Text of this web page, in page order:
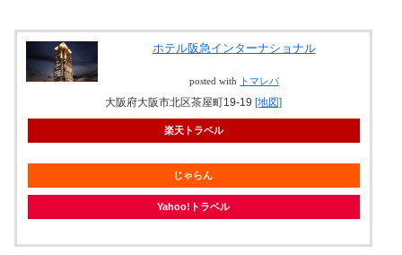
ホテル阪急インターナショナル
posted with トマレバ
大阪府大阪市北区茶屋町19-19 [地図]
楽天トラベル
じゃらん
Yahoo!トラベル